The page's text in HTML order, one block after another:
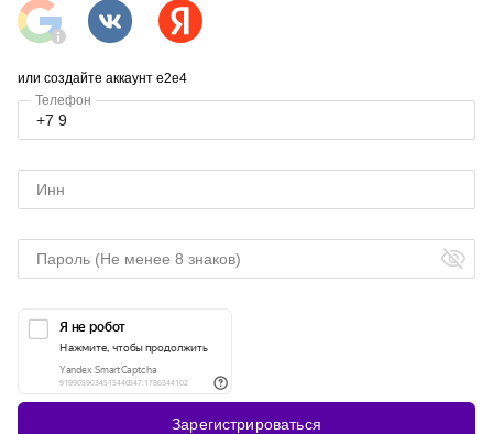
или создайте аккаунт e2e4
Телефон
Зарегистрироваться